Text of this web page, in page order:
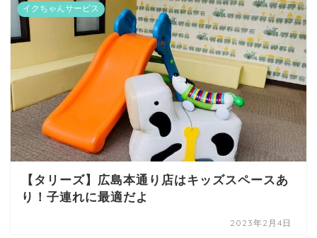
イクちゃんサービス
【タリーズ】広島本通り店はキッズスペースあ
り！子連れに最適だよ
2023年2月4日